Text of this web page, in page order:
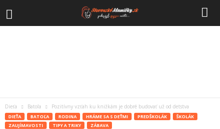
Dieťa Batoľa Pozitívny vzťah ku knižkám je dobré budovať už od detstva
DIEŤA BATOĽA RODINA HRÁME SA S DEŤMI PREDŠKOLÁK
ŠKOLÁK
ZAUJÍMAVOSTI
TIPY A TRIKY ZÁBAVA